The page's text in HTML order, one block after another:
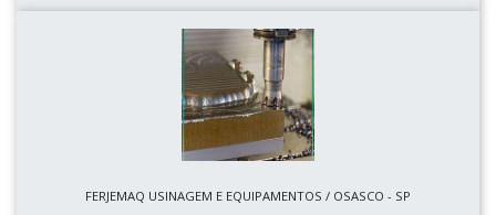
FERJEMAQ USINAGEM E EQUIPAMENTOS / OSASCO - SP